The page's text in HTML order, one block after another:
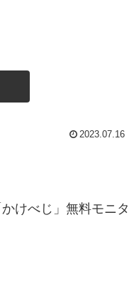
2023.07.16
けべじ」無料モニタ